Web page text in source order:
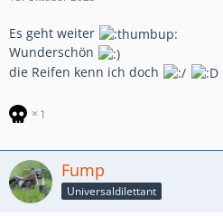
Es geht weiter
Wunderschön
die Reifen kenn ich doch
1
Fump
Universaldilettant